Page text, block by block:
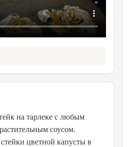
на тарлеке с любым
соусом.
цветной капусты в